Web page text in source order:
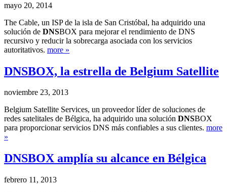
mayo 20, 2014
The Cable, un ISP de la isla de San Cristóbal, ha adquirido una
solución de DNSBOX para mejorar el rendimiento de DNS
recursivo y reducir la sobrecarga asociada con los servicios
autoritativos. more »
DNSBOX, la estrella de Belgium Satellite
noviembre 23, 2013
Belgium Satellite Services, un proveedor líder de soluciones de
redes satelitales de Bélgica, ha adquirido una solución DNSBOX
para proporcionar servicios DNS más confiables a sus clientes. more
»
DNSBOX amplía su alcance en Bélgica
febrero 11, 2013